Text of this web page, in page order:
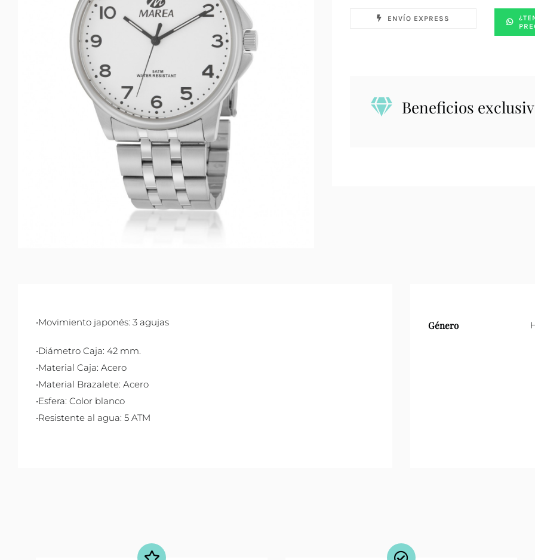
ENVÍO EXPRESS
Beneficios
•Movimiento japonés: 3 agujas
•Diámetro Caja: 42 mm.
•Material Caja: Acero
•Material Brazalete: Acero
•Esfera: Color blanco
•Resistente al agua: 5 ATM
Género